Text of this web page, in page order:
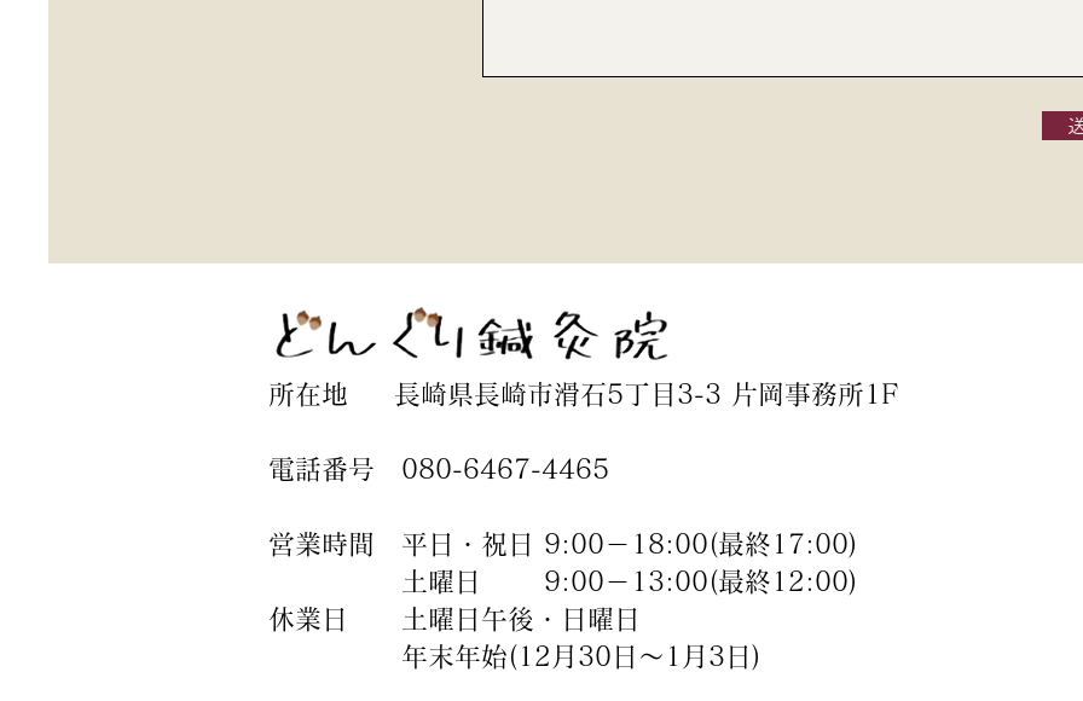
所在地 長崎県長崎市滑石5丁目3-3 片岡事務所1F
​電話番号 080-6467-4465
営業時間 平日・祝日 9:00－18:00(最終17:00)
土曜日 9:00－13:00(最終12:00)
休業日 土曜日午後・日曜日
年末年始(12月30日～1月3日)